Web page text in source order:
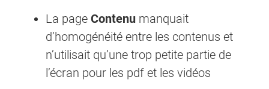
La page Contenu manquait
d’homogénéité entre les contenus et
n’utilisait qu’une trop petite partie de
l’écran pour les pdf et les vidéos